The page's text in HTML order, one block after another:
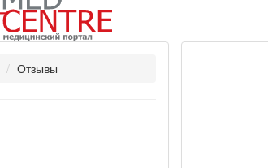
Отзывы